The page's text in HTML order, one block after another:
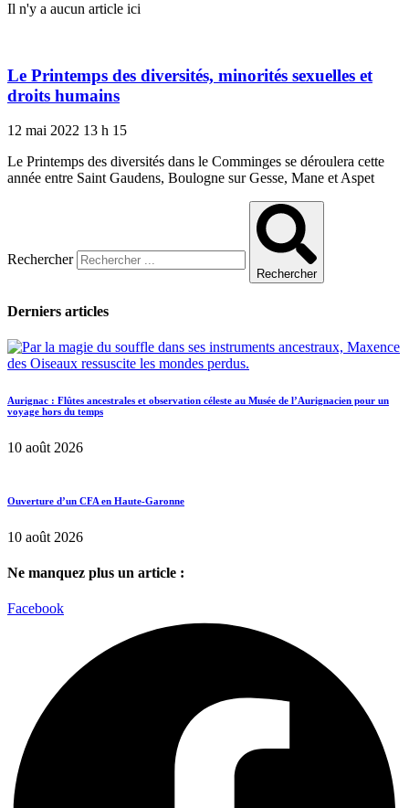
Il n'y a aucun article ici
Le Printemps des diversités, minorités sexuelles et
droits humains
12 mai 2022 13 h 15
Le Printemps des diversités dans le Comminges se déroulera cette
année entre Saint Gaudens, Boulogne sur Gesse, Mane et Aspet
Rechercher
Rechercher
Derniers articles
Aurignac : Flûtes ancestrales et observation céleste au Musée de l’Aurignacien pour un
voyage hors du temps
10 août 2026
Ouverture d’un CFA en Haute-Garonne
10 août 2026
Ne manquez plus un article :
Facebook